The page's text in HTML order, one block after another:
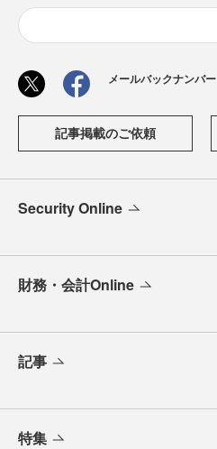
メールバックナンバー
記事掲載のご依頼
Security Online
財務・会計Online
記事
特集